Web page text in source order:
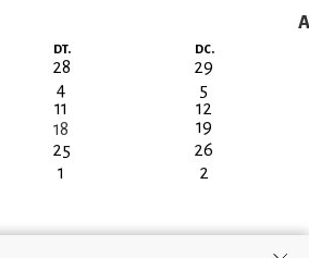
DT. DC.
28
29
4
5
11
12
18
19
25
26
1 2